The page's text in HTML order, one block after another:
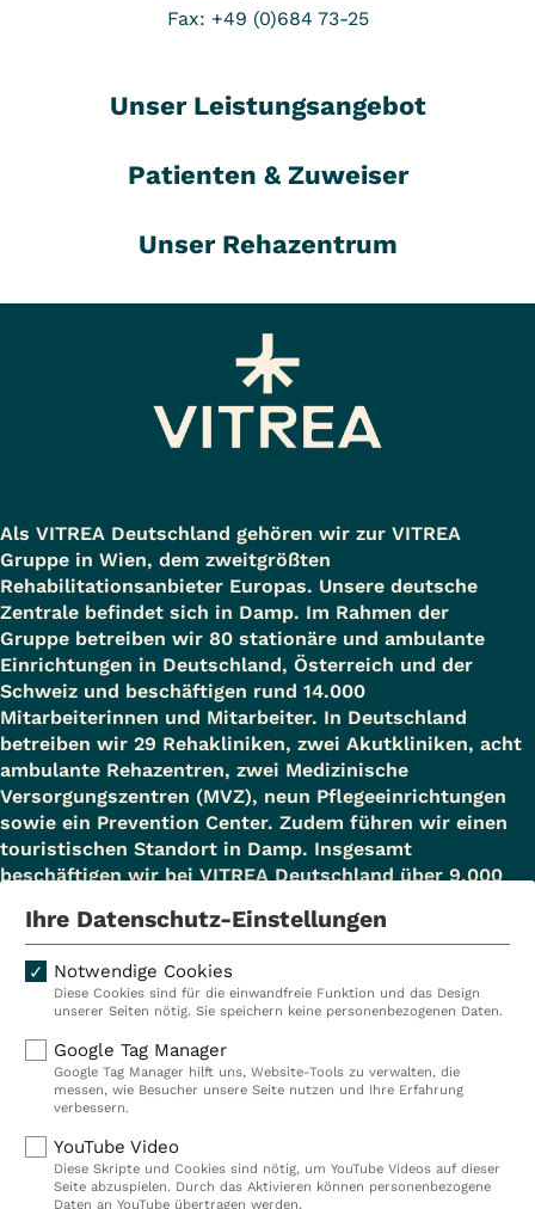
Fax: +49 (0)684 73-25
Unser Leistungsangebot
Patienten & Zuweiser
Unser Rehazentrum
Als VITREA Deutschland gehören wir zur VITREA
Gruppe in Wien, dem zweitgrößten
Rehabilitationsanbieter Europas. Unsere deutsche
Zentrale befindet sich in Damp. Im Rahmen der
Gruppe betreiben wir 80 stationäre und ambulante
Einrichtungen in Deutschland, Österreich und der
Schweiz und beschäftigen rund 14.000
Mitarbeiterinnen und Mitarbeiter. In Deutschland
betreiben wir 29 Rehakliniken, zwei Akutkliniken, acht
ambulante Rehazentren, zwei Medizinische
Versorgungszentren (MVZ), neun Pflegeeinrichtungen
sowie ein Prevention Center. Zudem führen wir einen
touristischen Standort in Damp. Insgesamt
beschäftigen wir bei VITREA Deutschland über 9.000
Kliniken
Ambulant
Reha
Prävention
Karriere
VITREA Deutschland
Ihre Datenschutz-Einstellungen
Notwendige Cookies
Diese Cookies sind für die einwandfreie Funktion und das Design
unserer Seiten nötig. Sie speichern keine personenbezogenen Daten.
Google Tag Manager
Google Tag Manager hilft uns, Website-Tools zu verwalten, die
messen, wie Besucher unsere Seite nutzen und Ihre Erfahrung
verbessern.
YouTube Video
Diese Skripte und Cookies sind nötig, um YouTube Videos auf dieser
Seite abzuspielen. Durch das Aktivieren können personenbezogene
Daten an YouTube übertragen werden.